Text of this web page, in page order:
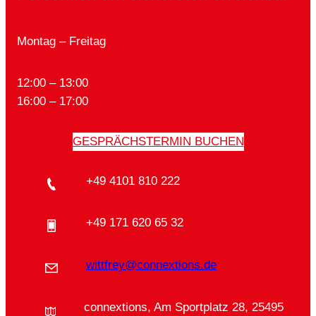
Montag – Freitag
12:00 – 13:00
16:00 – 17:00
GESPRÄCHSTERMIN BUCHEN
+49 4101 810 222
+49 171 620 65 32
wittfrey@connextions.de
connextions, Am Sportplatz 28, 25495